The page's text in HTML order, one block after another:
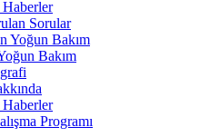
Sorular
Yoğun Bakım
Bakım
Programı